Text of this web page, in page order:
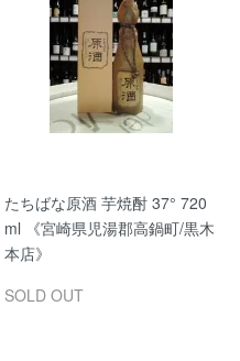
たちばな原酒 芋焼酎 37° 720
ml 《宮崎県児湯郡高鍋町/黒木
本店》
SOLD OUT